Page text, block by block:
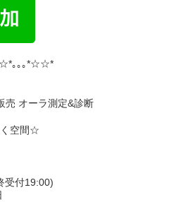
｡｡｡*☆☆*
売 オーラ測定&診断
空間☆
受付19:00)